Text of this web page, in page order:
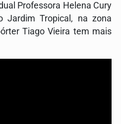
Professora Helena Cury
Jardim Tropical, na zona
Tiago Vieira tem mais